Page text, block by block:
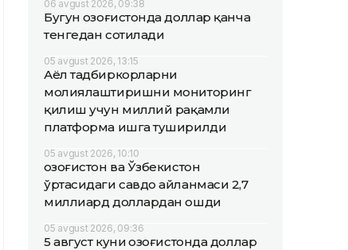
06 avgust 2026, 09:38
Бугун Қозоғистонда доллар қанча
тенгедан сотилади
05 avgust 2026, 13:15
Аёл тадбиркорларни
молиялаштиришни мониторинг
қилиш учун миллий рақамли
платформа ишга туширилди
05 avgust 2026, 10:10
Қозоғистон ва Ўзбекистон
ўртасидаги савдо айланмаси 2,7
миллиард доллардан ошди
05 avgust 2026, 09:36
5 август куни Қозоғистонда доллар